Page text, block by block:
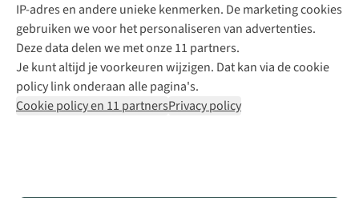
IP-adres en andere unieke kenmerken. De marketing cookies
gebruiken we voor het personaliseren van advertenties.
Deze data delen we met onze 11 partners.
Je kunt altijd je voorkeuren wijzigen. Dat kan via de cookie
policy link onderaan alle pagina's.
Cookie policy en 11 partnersPrivacy policy